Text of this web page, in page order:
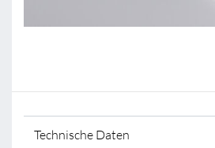
Technische Daten